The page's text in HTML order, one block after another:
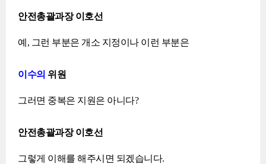
안전총괄과장 이호선
예, 그런 부분은 개소 지정이나 이런 부분은
이수의 위원
그러면 중복은 지원은 아니다?
안전총괄과장 이호선
그렇게 이해를 해주시면 되겠습니다.